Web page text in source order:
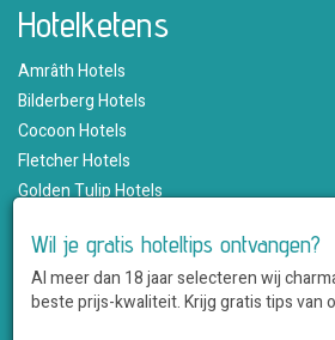
Hotelketens
Amrâth Hotels
Bilderberg Hotels
Cocoon Hotels
Fletcher Hotels
Golden Tulip Hotels
Martin's Hotels
Romantik Hotels
Saillant Hotels
Wil je gratis hoteltips ontvangen?
Al meer dan 18 jaar selecteren wij
beste prijs-kwaliteit. Krijg gratis tips van